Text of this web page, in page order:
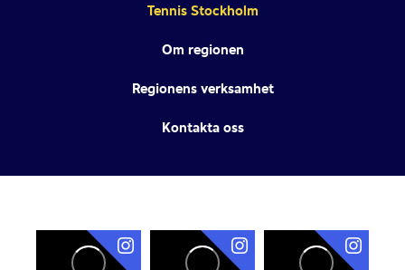
Tennis Stockholm
Om regionen
Regionens verksamhet
Kontakta oss